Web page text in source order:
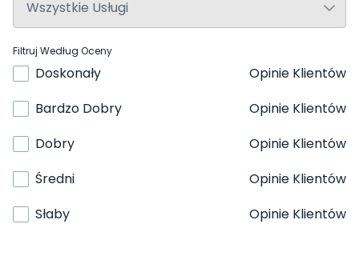
Filtruj Według Oceny
Doskonały
Opinie Klientów
Bardzo Dobry
Opinie Klientów
Dobry
Opinie Klientów
Średni
Opinie Klientów
Słaby
Opinie Klientów